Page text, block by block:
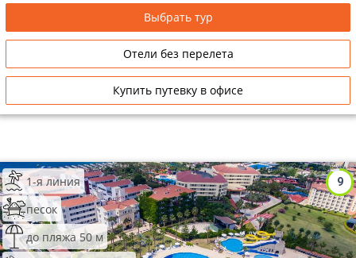
Выбрать тур
Отели без перелета
Купить путевку в офисе
9
1-я линия
песок
до пляжа 50 м